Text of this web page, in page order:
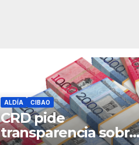
ALDÍA CIBAO
CRD pide
transparencia sobre